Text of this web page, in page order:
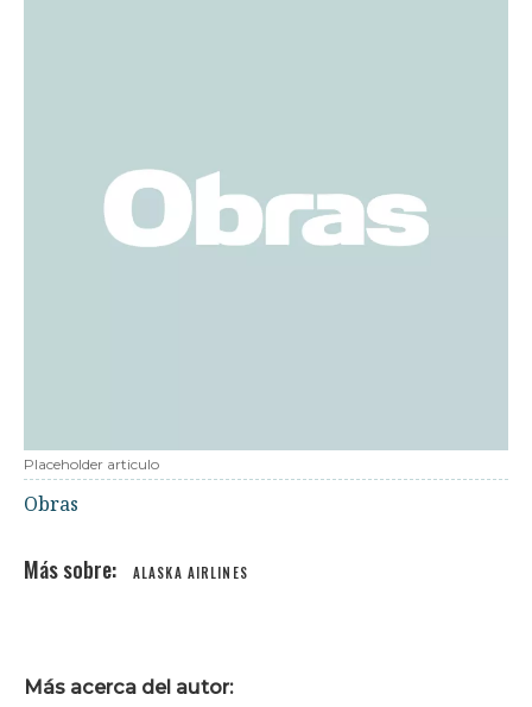
Placeholder articulo
Obras
ALASKA AIRLINES
Más acerca del autor: